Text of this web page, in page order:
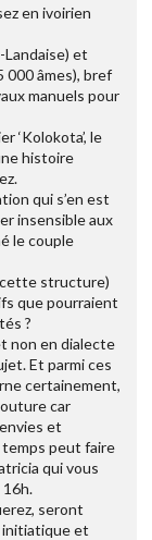
en ivoirien
Landaise) et
000 âmes), bref
manuels pour
‘Kolokota’, le
histoire
qui s’en est
insensible aux
le couple
structure)
que pourraient
?
non en dialecte
Et parmi ces
certainement,
car
et
peut faire
qui vous
16h.
seront
initiatique et